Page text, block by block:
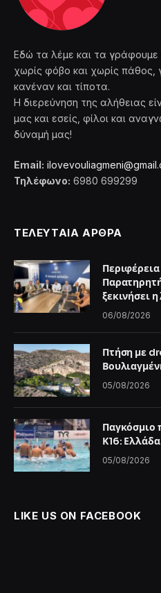
Εδώ τα λέμε και τα γράφουμε
χωρίς φόβο και χωρίς πάθος,
κανέναν και τίποτα.
Η διερεύνηση της αλήθειας
μας και εσείς, φίλοι και
δύναμή μας!
Email:
Τηλέφωνο: 6980 699299
ΤΕΛΕΥΤΑΙΑ ΑΡΘΡΑ
Περιφέρεια
ξεκινήσει
06/08/2026
Πτήση με
05/08/2026
Παγκόσμιο
Κ16:
05/08/2026
LIKE US ON FACEBOOK